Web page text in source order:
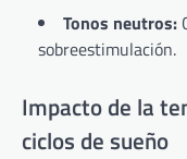
Tonos neutros:
sobreestimulación.
Impacto de la
ciclos de sueño